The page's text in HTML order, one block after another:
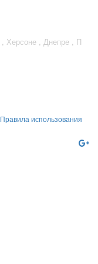
Херсоне Днепре Полтаве
Правила использования